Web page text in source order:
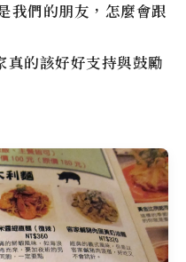
我們的朋友，怎麼會跟
真的該好好支持與鼓勵